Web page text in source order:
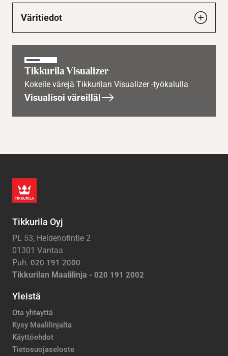
Väritiedot
Tikkurila Visualizer
Kokeile värejä Tikkurilan Visualizer -työkalulla
Visualisoi väreillä!
Tikkurila Oyj
PL 53, Heidehofintie 2
01301 Vantaa
Puh. 020 191 2000
Tikkurilan Maalilinja - 020 191 2002
Yleistä
Ota yhteyttä
Kysy Maalilinjalta
Käyttöehdot
Tietosuojaseloste